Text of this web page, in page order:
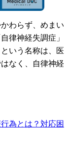
わらず、めまい
律神経失調症」
いう名称は、医
なく、自律神経
為とは？対応困